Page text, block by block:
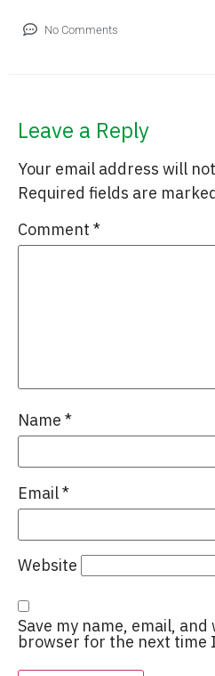
No Comments
Leave a Reply
Your email address will
Required fields are
Comment *
Name *
Email*
Website
Save my name, email,
browser for the next time